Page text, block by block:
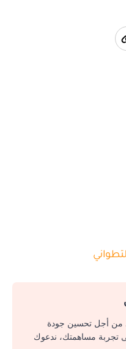
من أجل تحسين جودة
تجربة مساهمتك، ندعوك